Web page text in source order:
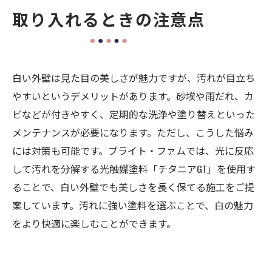
取り入れるときの注意点
白い外壁は見た目の美しさが魅力ですが、汚れが目立ち
やすいというデメリットがあります。砂埃や雨だれ、カ
ビなどが付きやすく、定期的な洗浄や塗り替えといった
メンテナンスが必要になります。ただし、こうした悩み
には対策も可能です。ブライト・ファムでは、光に反応
して汚れを分解する光触媒塗料「チタニアGT」を使用す
ることで、白い外壁でも美しさを長く保てる施工をご提
案しています。汚れに強い塗料を選ぶことで、白の魅力
をより快適に楽しむことができます。